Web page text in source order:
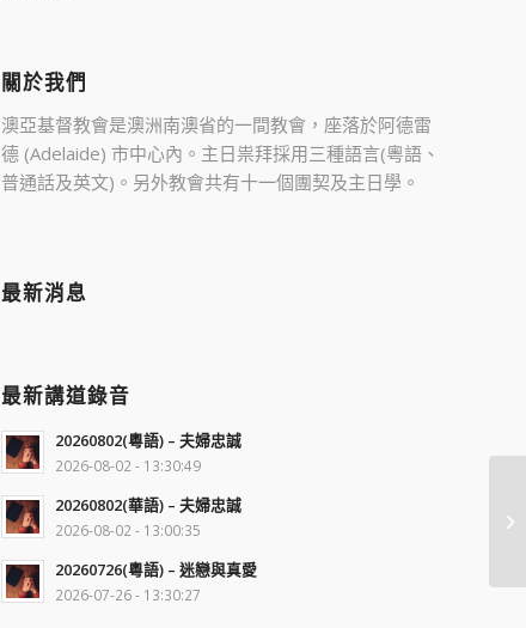
關於我們
澳亞基督教會是澳洲南澳省的一間教會，座落於阿德雷
德 (Adelaide) 市中心內。主日祟拜採用三種語言(粵語、
普通話及英文)。另外教會共有十一個團契及主日學。
最新消息
最新講道錄音
20260802(粵語) – 夫婦忠誠
2026-08-02 - 13:30:49
20260802(華語) – 夫婦忠誠
2026-08-02 - 13:00:35
20260726(粵語) – 迷戀與真愛
2026-07-26 - 13:30:27